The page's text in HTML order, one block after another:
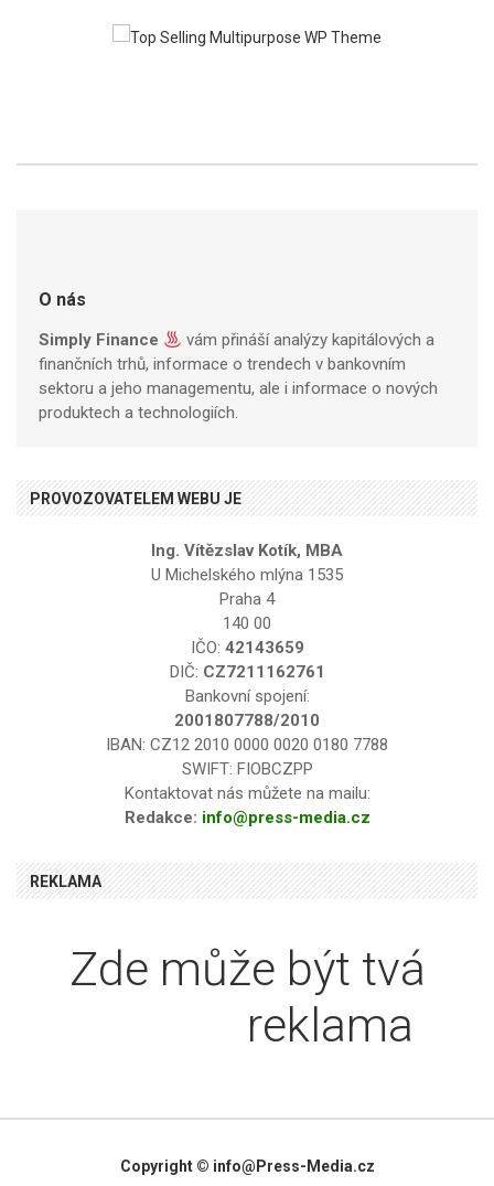
O nás
Simply Finance
vám přináší analýzy kapitálových a
finančních trhů, informace o trendech v bankovním
sektoru a jeho managementu, ale i informace o nových
produktech a technologiích.
PROVOZOVATELEM WEBU JE
Ing. Vítězslav Kotík, MBA
U Michelského mlýna 1535
Praha 4
140 00
IČO: 42143659
DIČ: CZ7211162761
Bankovní spojení:
2001807788/2010
IBAN: CZ12 2010 0000 0020 0180 7788
SWIFT: FIOBCZPP
Kontaktovat nás můžete na mailu:
Redakce: info@press-media.cz
REKLAMA
Zde může být tvá
reklama
Copyright © info@Press-Media.cz